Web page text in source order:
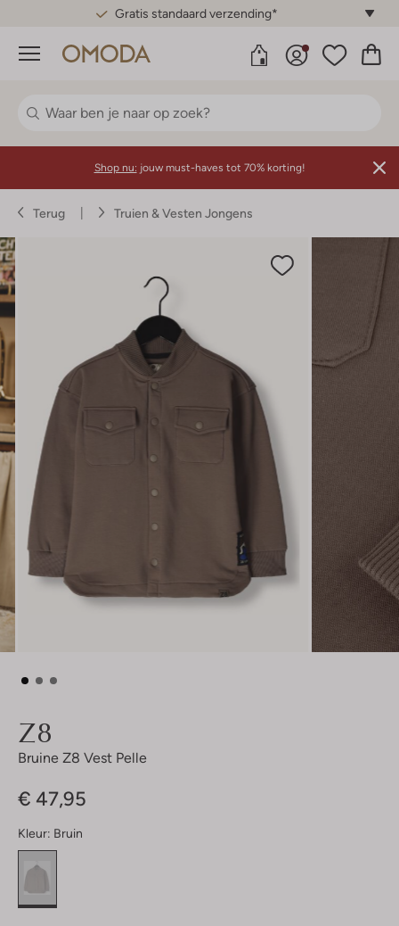
Gratis standaard verzending*
Menu
Shop nu: jouw must-haves tot 70% korting!
Terug Truien & Vesten Jongens
Z8
Bruine Z8 Vest Pelle
€ 47,95
Kleur: Bruin